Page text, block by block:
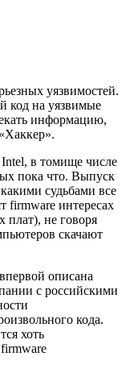
уязвимостей.
код на уязвимые
информацию,
в томище числе
пока что. Выпуск
судьбами все
firmware интересах
плат), не говоря
скачают
описана
с российскими
кода.
хоть